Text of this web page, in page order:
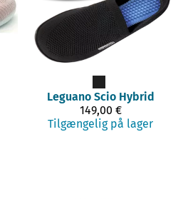
Leguano Scio Hybrid
149,00 €
Tilgængelig på lager